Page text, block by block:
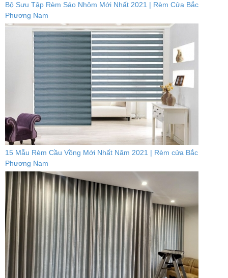
Bộ Sưu Tập Rèm Sáo Nhôm Mới Nhất 2021 | Rèm Cửa Bắc
Phương Nam
15 Mẫu Rèm Cầu Vồng Mới Nhất Năm 2021 | Rèm cửa Bắc
Phương Nam